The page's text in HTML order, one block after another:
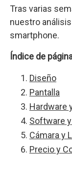
Tras varias
nuestro
smartphone.
Índice de
Diseño
Pantalla
Hardware
Software
Cámara y
Precio y